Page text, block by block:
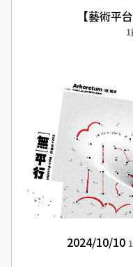
【藝術平
2024/10/10